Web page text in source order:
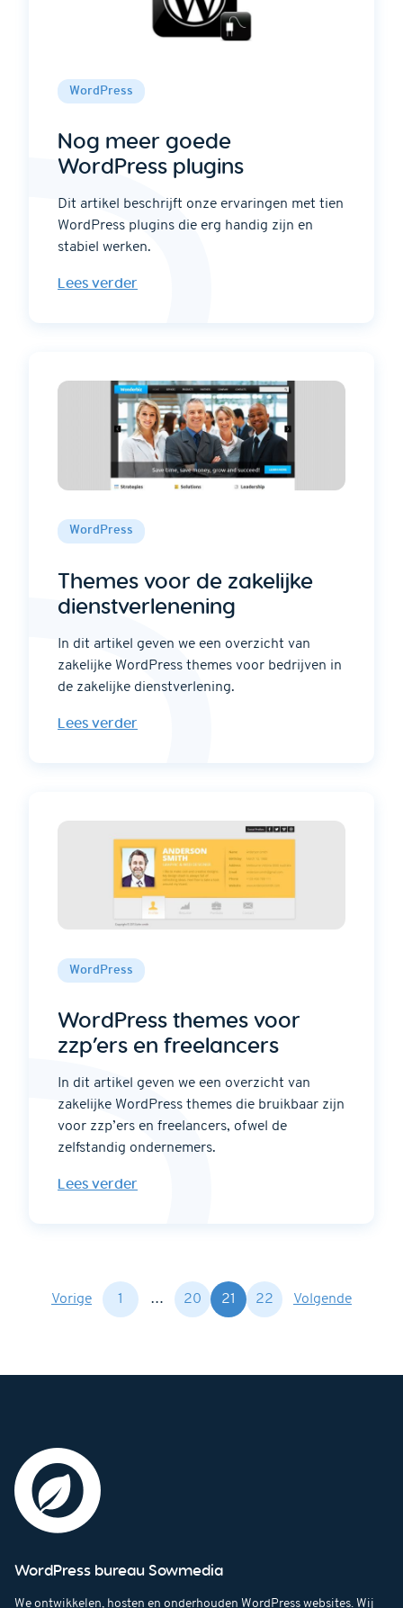
WordPress
Nog meer goede
WordPress plugins
Dit artikel beschrijft onze ervaringen met tien
WordPress plugins die erg handig zijn en
stabiel werken.
Lees verder
WordPress
Themes voor de zakelijke
dienstverlenening
In dit artikel geven we een overzicht van
zakelijke WordPress themes voor bedrijven in
de zakelijke dienstverlening.
Lees verder
WordPress
WordPress themes voor
zzp’ers en freelancers
In dit artikel geven we een overzicht van
zakelijke WordPress themes die bruikbaar zijn
voor zzp’ers en freelancers, ofwel de
zelfstandig ondernemers.
Lees verder
Berichten
Vorige 1 … 20 21 22 Volgende
WordPress bureau Sowmedia
We ontwikkelen, hosten en onderhouden WordPress websites. Wij